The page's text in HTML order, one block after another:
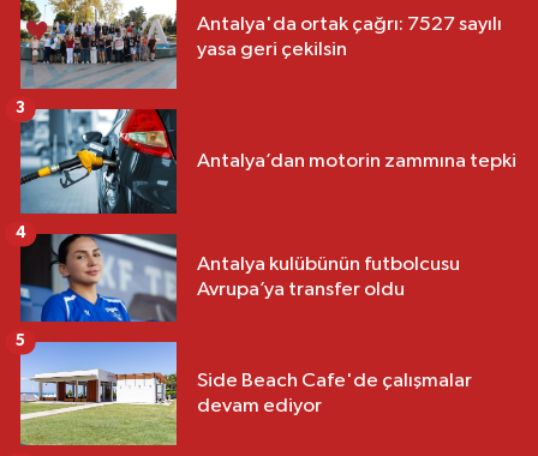
Antalya'da ortak çağrı: 7527 sayılı
yasa geri çekilsin
Antalya’dan motorin zammına tepki
3
Antalya kulübünün futbolcusu
Avrupa’ya transfer oldu
4
Side Beach Cafe'de çalışmalar
devam ediyor
5